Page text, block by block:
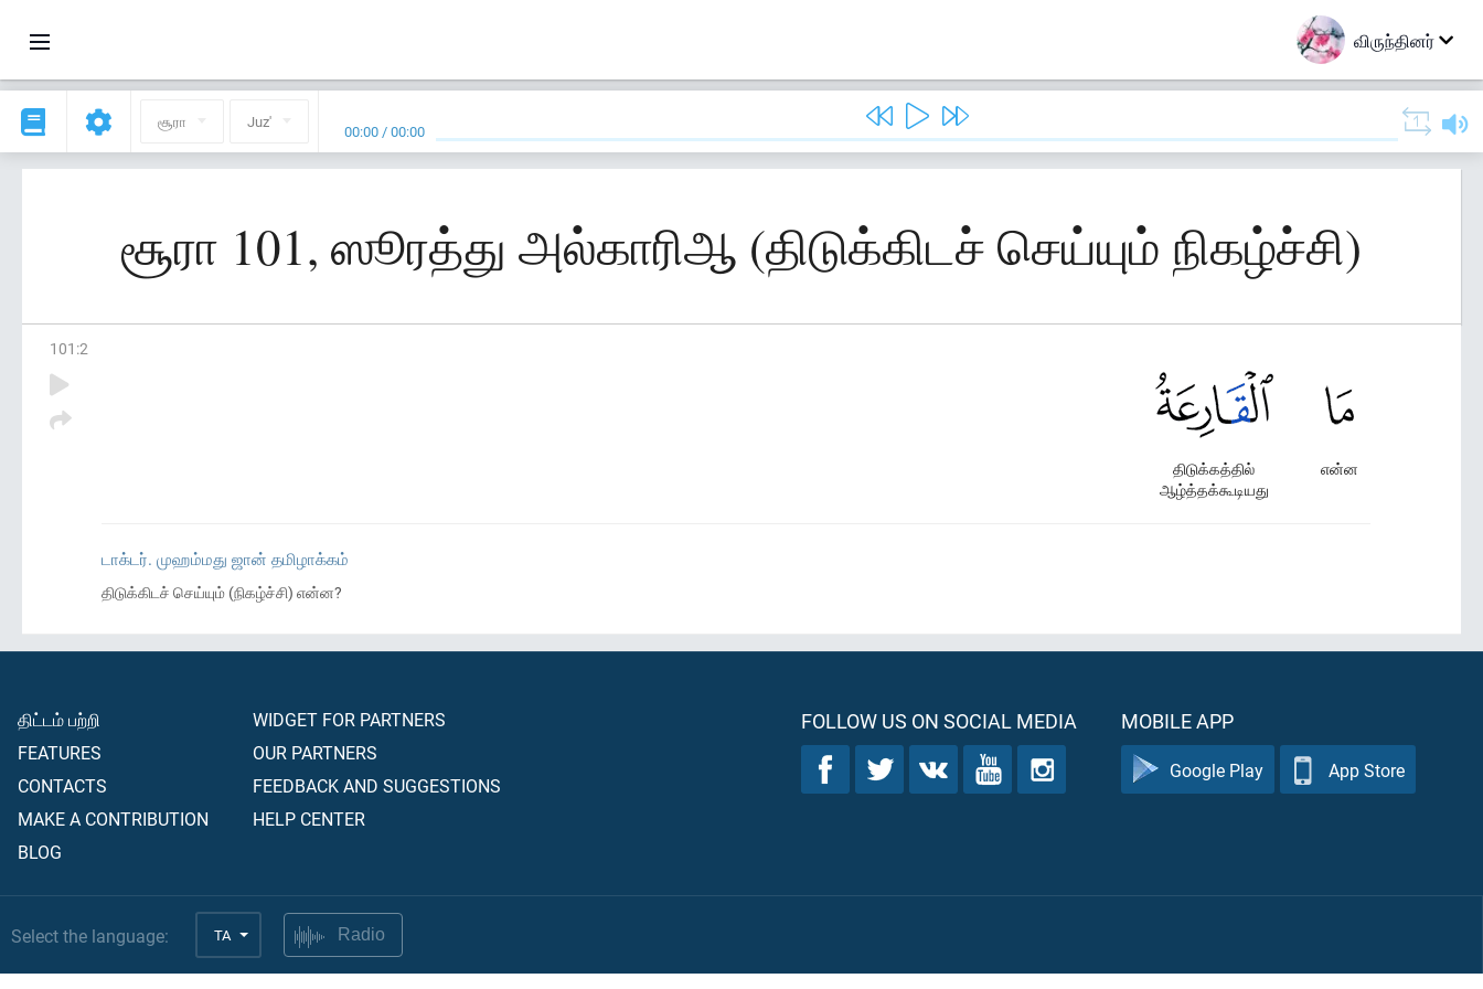
விருந்தினர்
சூரா Juz' 00:00 /00:00
சூரா 101, ஸூரத்து அல்காரிஆ (திடுக்கிடச் செய்யும் நிகழ்ச்சி)
101 :2
என்ன
திடுக்கத்தில்
ஆழ்த்தக்கூடியது
டாக்டர். முஹம்மது ஜான் தமிழாக்கம்
திடுக்கிடச் செய்யும் (நிகழ்ச்சி) என்ன?
திட்டம் பற்றி
FEATURES
CONTACTS
MAKE A CONTRIBUTION
BLOG
WIDGET FOR PARTNERS
OUR PARTNERS
FEEDBACK AND SUGGESTIONS
HELP CENTER
FOLLOW US ON SOCIAL MEDIA MOBILE APP
Google Play App Store
Select the language: TA Radio